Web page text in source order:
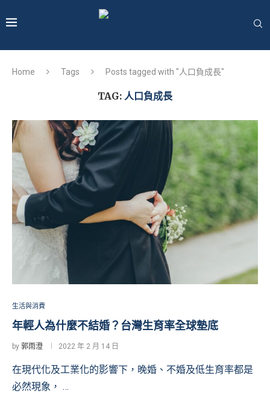
Home Tags Posts tagged with "人口負成長"
TAG: 人口負成長
生活與消費
年輕人為什麼不結婚？台灣生育率全球墊底
by 郭雨澄 2022 年 2 月 14 日
在現代化及工業化的影響下，晚婚、不婚及低生育率都是
必然現象， …